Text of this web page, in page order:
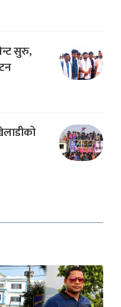
सुरु,